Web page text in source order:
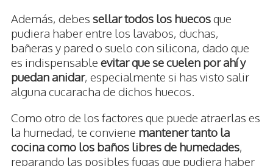
Además, debes sellar todos los huecosque
pudiera haber entre los lavabos, duchas,
bañeras y pared o suelo con silicona, dado que
es indispensable evitar que se cuelen por ahí y
puedan anidar, especialmente si has visto salir
alguna cucaracha de dichos huecos.
Como otro de los factores que puede atraerlas es
la humedad, te conviene mantener tanto la
cocina como los baños libres de humedades,
reparando las posibles fugas que pudiera haber